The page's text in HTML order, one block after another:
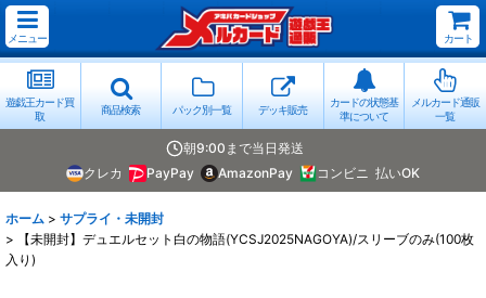
メニュー カート
遊戯王カード買
取
商品検索 パック別一覧 デッキ販売
カードの状態基
準について
メルカード通販
一覧
朝9:00まで当日発送
クレカ
PayPay AmazonPay コンビニ 払いOK
ホーム > サプライ・未開封
>
【未開封】デュエルセット白の物語(YCSJ2025NAGOYA)/スリーブのみ(100枚
入り)